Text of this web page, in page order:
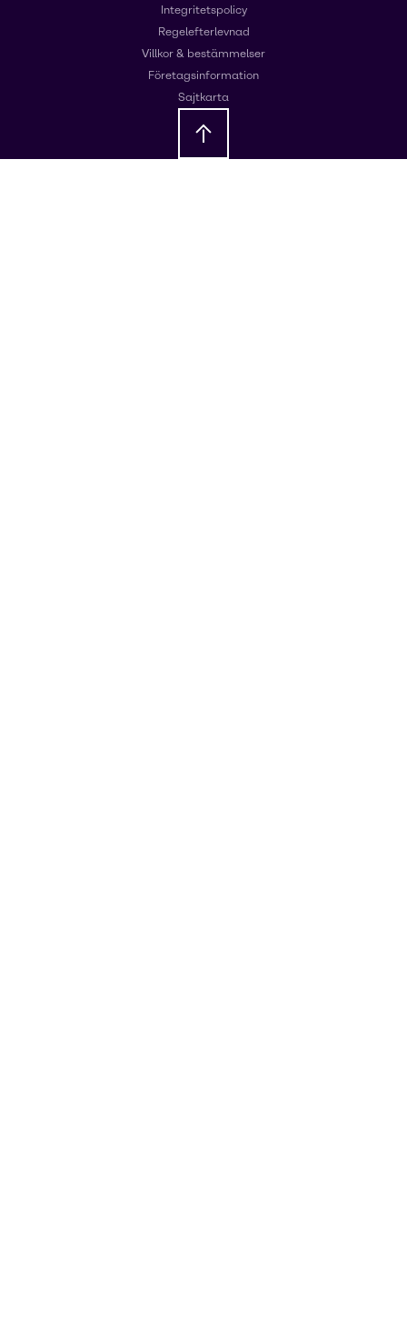
Integritetspolicy
Regelefterlevnad
Villkor & bestämmelser
Företagsinformation
Sajtkarta